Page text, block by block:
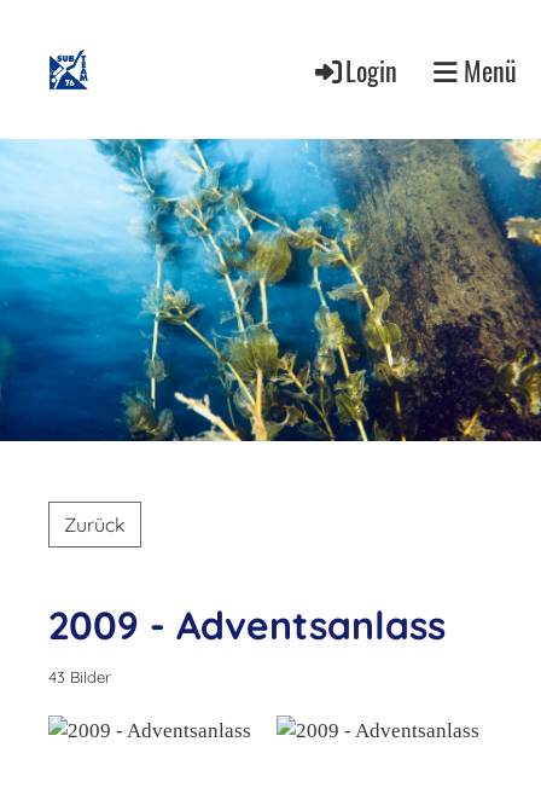
Login Menü
Zurück
2009 - Adventsanlass
43 Bilder